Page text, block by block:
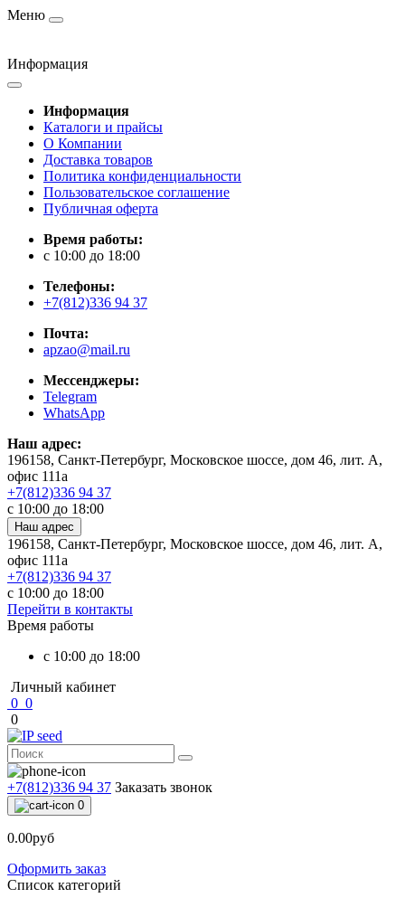
Меню
Информация
Информация
Каталоги и прайсы
О Компании
Доставка товаров
Политика конфиденциальности
Пользовательское соглашение
Публичная оферта
Время работы:
c 10:00 до 18:00
Телефоны:
+7(812)336 94 37
Почта:
apzao@mail.ru
Мессенджеры:
Telegram
WhatsApp
Наш адрес:
196158, Санкт-Петербург, Московское шоссе, дом 46, лит. А,
офис 111а
+7(812)336 94 37
c 10:00 до 18:00
Наш адрес
196158, Санкт-Петербург, Московское шоссе, дом 46, лит. А,
офис 111а
+7(812)336 94 37
c 10:00 до 18:00
Перейти в контакты
Время работы
c 10:00 до 18:00
Личный кабинет
0 0
0
+7(812)336 94 37 Заказать звонок
0
0.00руб
Оформить заказ
Список категорий